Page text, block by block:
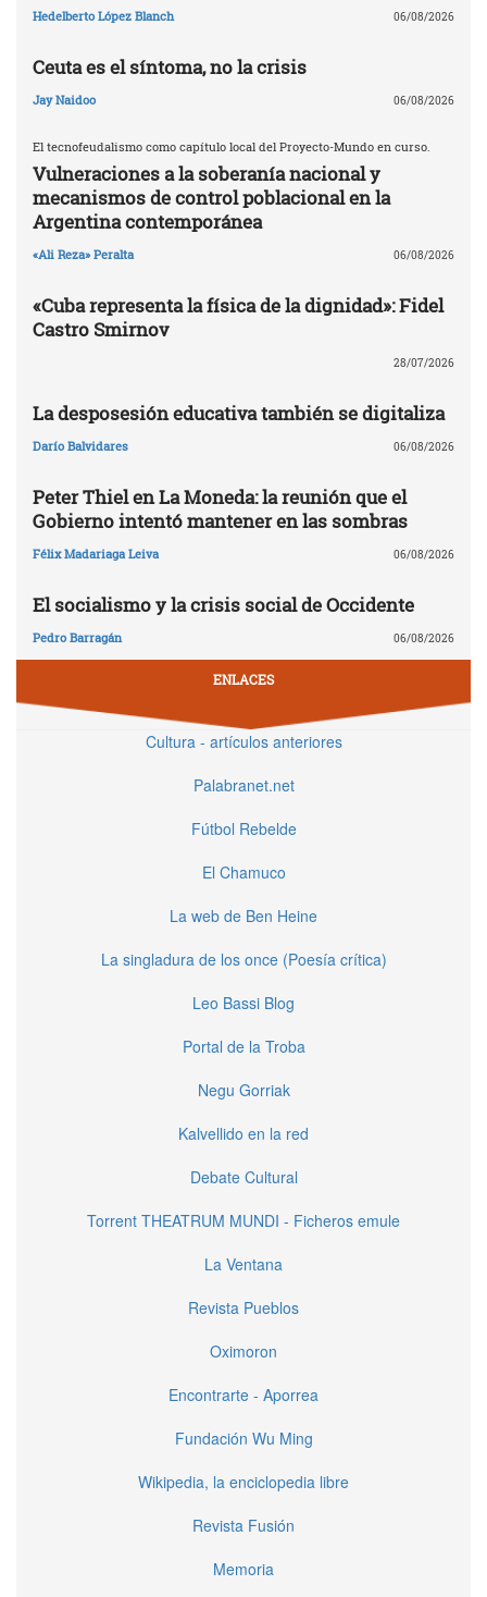
Hedelberto López Blanch 06/08/2026
Ceuta es el síntoma, no la crisis
Jay Naidoo 06/08/2026
El tecnofeudalismo como capítulo local del Proyecto-Mundo en curso.
Vulneraciones a la soberanía nacional y
mecanismos de control poblacional en la
Argentina contemporánea
«Ali Reza» Peralta 06/08/2026
«Cuba representa la física de la dignidad»: Fidel
Castro Smirnov
28/07/2026
La desposesión educativa también se digitaliza
Darío Balvidares 06/08/2026
Peter Thiel en La Moneda: la reunión que el
Gobierno intentó mantener en las sombras
Félix Madariaga Leiva 06/08/2026
El socialismo y la crisis social de Occidente
Pedro Barragán 06/08/2026
ENLACES
Cultura - artículos anteriores
Palabranet.net
Fútbol Rebelde
El Chamuco
La web de Ben Heine
La singladura de los once (Poesía crítica)
Leo Bassi Blog
Portal de la Troba
Negu Gorriak
Kalvellido en la red
Debate Cultural
Torrent THEATRUM MUNDI - Ficheros emule
La Ventana
Revista Pueblos
Oximoron
Encontrarte - Aporrea
Fundación Wu Ming
Wikipedia, la enciclopedia libre
Revista Fusión
Memoria